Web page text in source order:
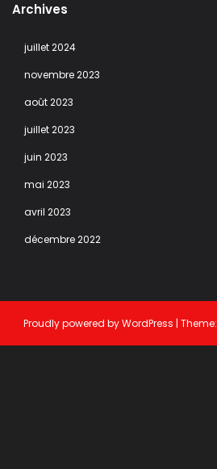
Archives
juillet 2024
novembre 2023
août 2023
juillet 2023
juin 2023
mai 2023
avril 2023
décembre 2022
Proudly powered byWordPress | Theme: